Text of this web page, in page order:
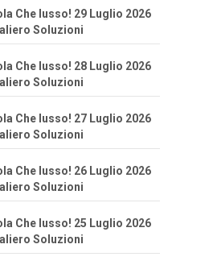
Che lusso! 29 Luglio 2026
Soluzioni
Che lusso! 28 Luglio 2026
Soluzioni
Che lusso! 27 Luglio 2026
Soluzioni
Che lusso! 26 Luglio 2026
Soluzioni
Che lusso! 25 Luglio 2026
Soluzioni